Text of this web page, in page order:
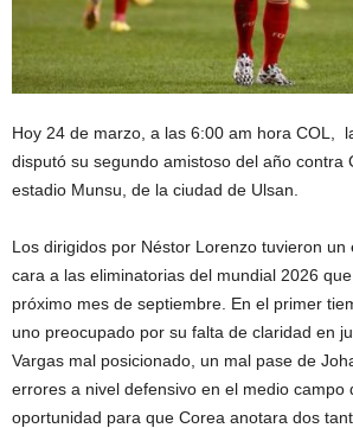
Hoy 24 de marzo, a las 6:00 am hora COL,
disputó su segundo amistoso del año contra
estadio Munsu, de la ciudad de Ulsan.
Los dirigidos por Néstor Lorenzo tuvieron un
cara a las eliminatorias del mundial 2026
próximo mes de septiembre. En el primer
uno preocupado por su falta de claridad en
Vargas mal posicionado, un mal pase de
errores a nivel defensivo en el medio campo
oportunidad para que Corea anotara dos